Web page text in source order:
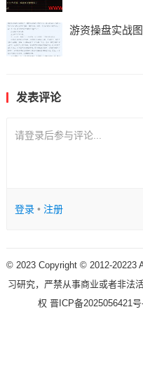
游资操盘实战
发表评论
请登录后参与评论...
登录• 注册
© 2023 Copyright © 2012-20223
习研究，严禁从事商业或者非法
权晋ICP备2025056421